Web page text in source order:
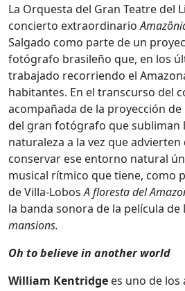
La Orquesta del Gran Teatre del
concierto extraordinario
Salgado como parte de un
fotógrafo brasileño que, en los
trabajado recorriendo el
habitantes. En el transcurso del
acompañada de la proyección de
del gran fotógrafo que subliman
naturaleza a la vez que
conservar ese entorno natural
musical rítmico que tiene, como
de Villa-LobosA floresta del
la banda sonora de la película de
mansions.
Oh to believe in another world
William Kentridge es uno de los